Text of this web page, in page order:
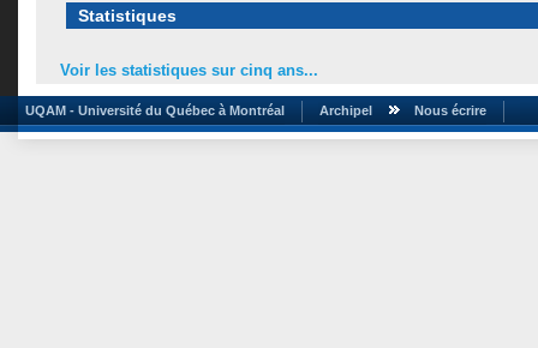
Statistiques
Voir les statistiques sur cinq ans...
UQAM - Université du Québec à Montréal Archipel Nous écrire